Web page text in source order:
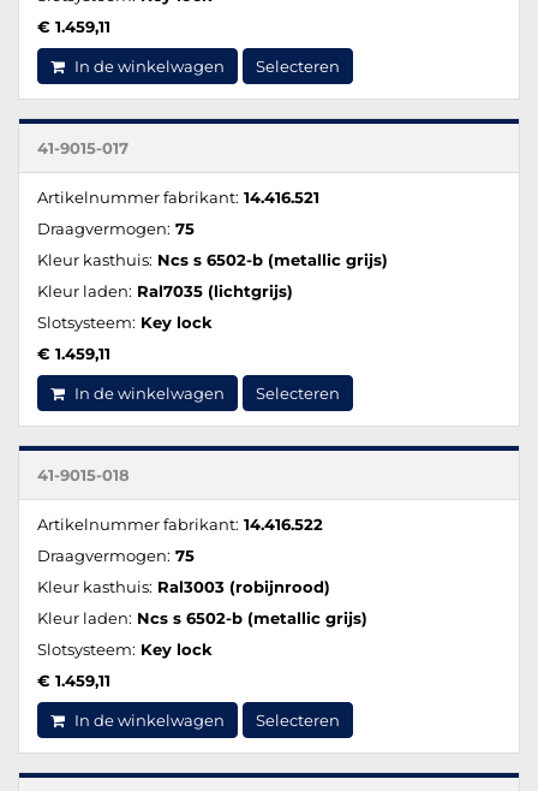
€ 1.459,11
In de winkelwagen Selecteren
41-9015-017
Artikelnummer fabrikant: 14.416.521
Draagvermogen: 75
Kleur kasthuis: Ncs s 6502-b (metallic grijs)
Kleur laden: Ral7035 (lichtgrijs)
Slotsysteem: Key lock
€ 1.459,11
In de winkelwagen Selecteren
41-9015-018
Artikelnummer fabrikant: 14.416.522
Draagvermogen: 75
Kleur kasthuis: Ral3003 (robijnrood)
Kleur laden: Ncs s 6502-b (metallic grijs)
Slotsysteem: Key lock
€ 1.459,11
In de winkelwagen Selecteren